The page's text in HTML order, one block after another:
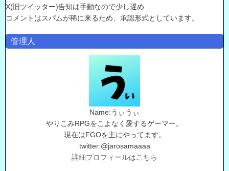
X(旧ツイッター)告知は手動なので少し遅め
コメントはスパムが稀に来るため、承認形式としています。
管理人
Name:うぃうぃ
やりこみRPGをこよなく愛するゲーマー。
現在はFGOを主にやってます。
twitter:@jarosamaaaa
詳細プロフィールはこちら